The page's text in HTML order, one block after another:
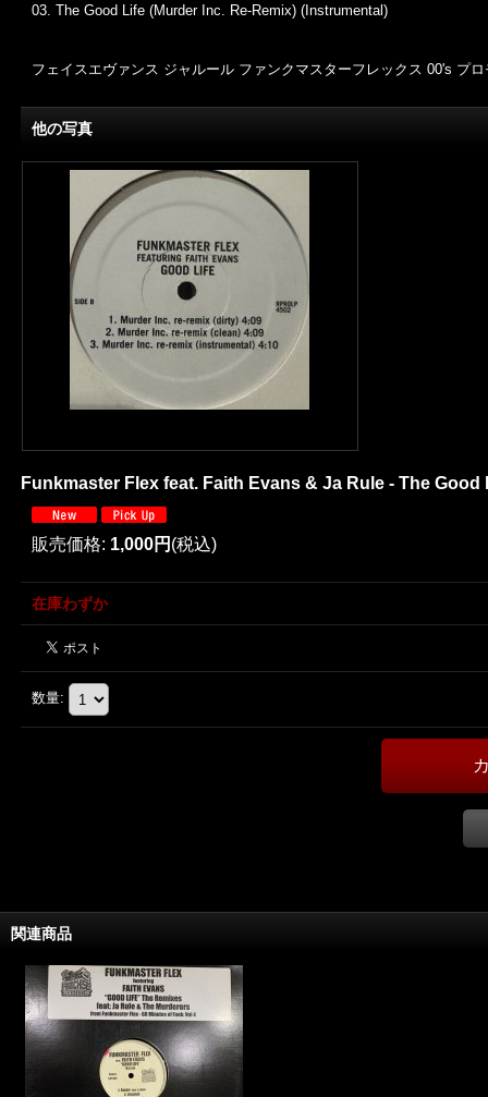
03. The Good Life (Murder Inc. Re-Remix) (Instrumental)
フェイスエヴァンス ジャルール ファンクマスターフレックス 00's プ
他の写真
Funkmaster Flex feat. Faith Evans & Ja Rule - The Good
販売価格: 1,000円 (税込)
在庫わずか
数量:
関連商品